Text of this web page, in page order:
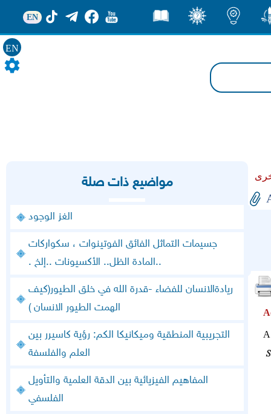
EN
EN
مواضيع ذات صلة
الغز الوجود
جسيمات التماثل الفائق الفوتينوات ، سكواركات
..المادة الظل.. الأكسيونات ..إلخ .
ريادةالانسان للفضاء -قدرة الله في خلق الطيور(كيف
الهمت الطيور الانسان )
التجريبية المنطقية وميكانيكا الكم: رؤية كاسيرر بين
العلم والفلسفة
المفاهيم الفيزيائية بين الدقة العلمية والتأويل
الفلسفي